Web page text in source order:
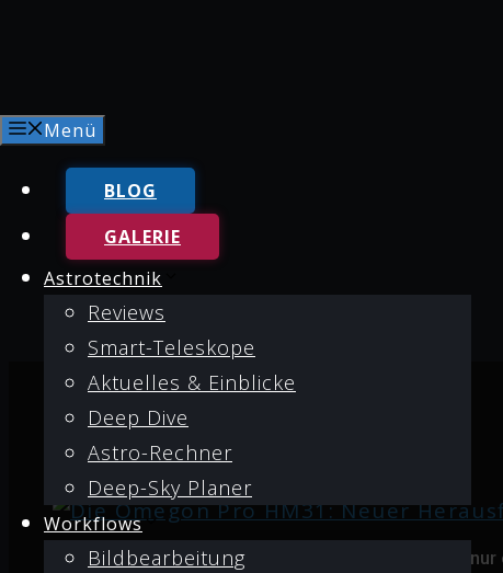
Menü
BLOG
GALERIE
Astrotechnik
Reviews
Smart-Teleskope
Aktuelles & Einblicke
Deep Dive
Astro-Rechner
Deep-Sky Planer
Workflows
Bildbearbeitung
Aktuellsten Beiträge
Die Omegon Pro HM31: Neuer Herausforderer oder